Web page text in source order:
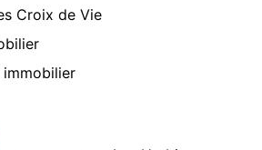
Croix de Vie